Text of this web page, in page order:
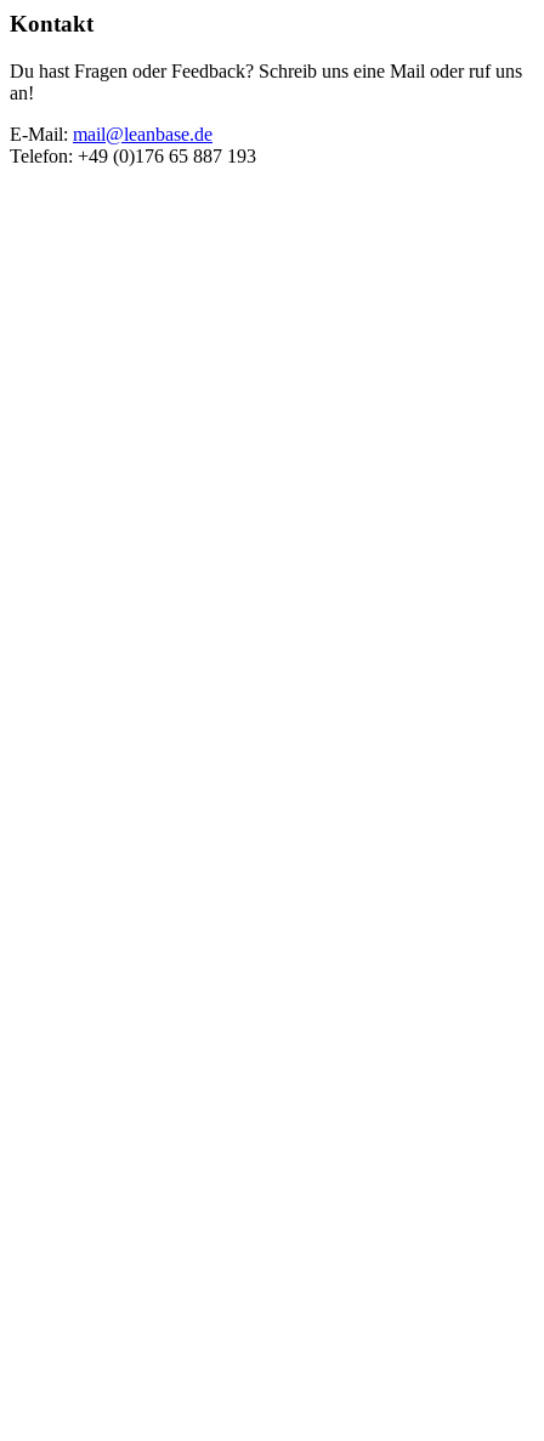
Kontakt
Du hast Fragen oder Feedback? Schreib uns eine Mail oder ruf uns
an!
E-Mail: mail@leanbase.de
Telefon: +49 (0)176 65 887 193